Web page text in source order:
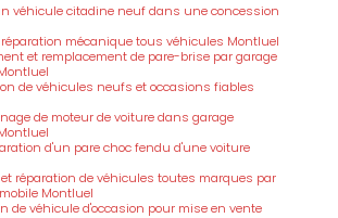
véhicule citadine neuf dans une concession
réparation mécanique tous véhicules Montluel
et remplacement de pare-brise par garage
de véhicules neufs et occasions fiables
de moteur de voiture dans garage
d'un pare choc fendu d'une voiture
réparation de véhicules toutes marques par
Montluel
de véhicule d'occasion pour mise en vente